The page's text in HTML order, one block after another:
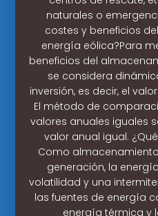
naturales o
costes y beneficios
energía eólica?Para
beneficios del
se considera
inversión, es decir, el
El método de
valores anuales iguales
valor anual igual.
Como
generación, la
volatilidad y una
las fuentes de energía
energía térmica y